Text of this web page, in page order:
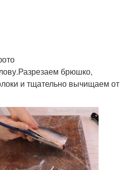
брюшко,
и тщательно вычищаем от